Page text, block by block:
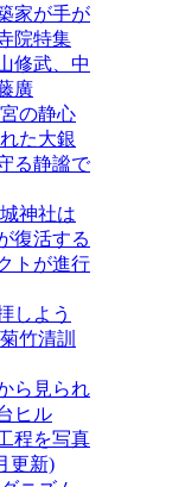
家が手が
院特集
修武、中
廣
の静心
た大銀
る静謐で
神社は
復活する
トが進行
しよう
竹清訓
ら見られ
ヒル
程を写真
更新)